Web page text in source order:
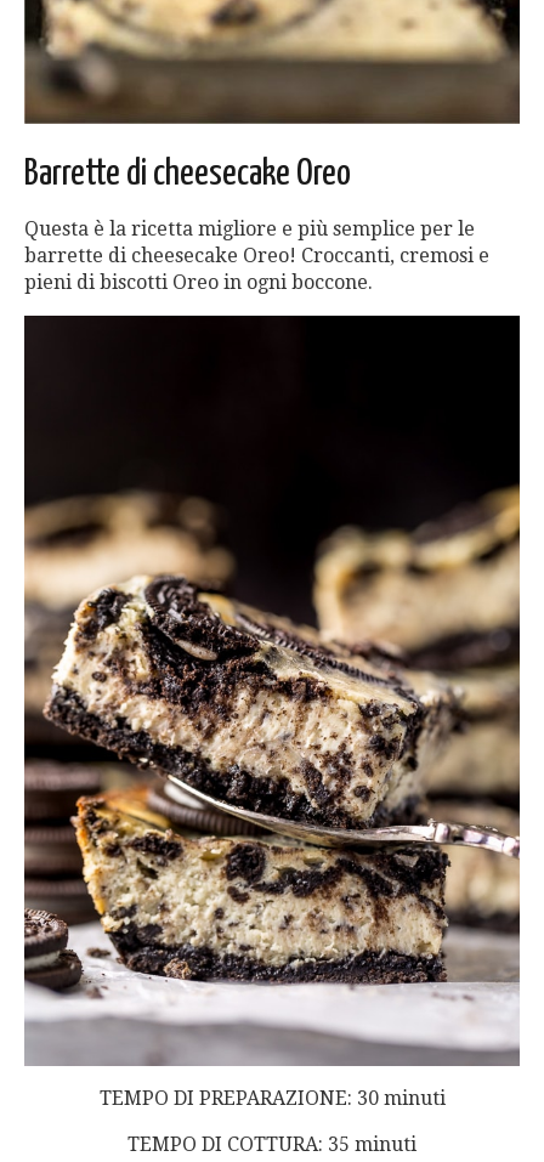
Barrette di cheesecake Oreo
Questa è la ricetta migliore e più semplice per le
barrette di cheesecake Oreo! Croccanti, cremosi e
pieni di biscotti Oreo in ogni boccone.
TEMPO DI PREPARAZIONE: 30 minuti
TEMPO DI COTTURA: 35 minuti